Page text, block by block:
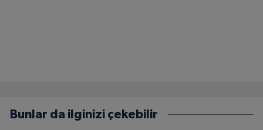
Bunlar da ilginizi çekebilir